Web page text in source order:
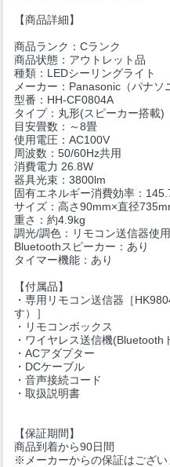
【商品詳細】
商品ランク：Cランク
商品状態：アウトレット品
種類：LEDシーリングライト
メーカー：Panasonic（パナソ
型番：HH-CF0804A
タイプ：丸形(スピーカー搭載)
目安畳数：～8畳
使用電圧：AC100V
周波数：50/60Hz共用
消費電力 26.8W
器具光束：3800lm
固有エネルギー消費効率：
サイズ：高さ90mm×直径
重さ：約4.9kg
調光/調色：リモコン送信器使
Bluetoothスピーカー：あり
タイマー機能：あり
【付属品】
・専用リモコン送信器［
す）］
・リモコンボックス
・ワイヤレス送信機(Bluetooth
・ACアダプター
・DCケーブル
・音声接続コード
・取扱説明書
【保証期間】
商品到着から90日間
※メーカーからの保証はござい